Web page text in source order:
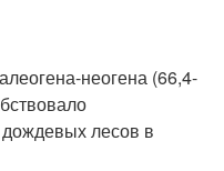
неогена (66,4-
лесов в